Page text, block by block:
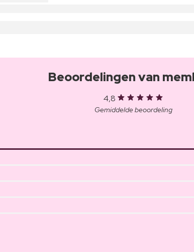
Beoordelingen van
4,8
Gemiddelde beoordeling